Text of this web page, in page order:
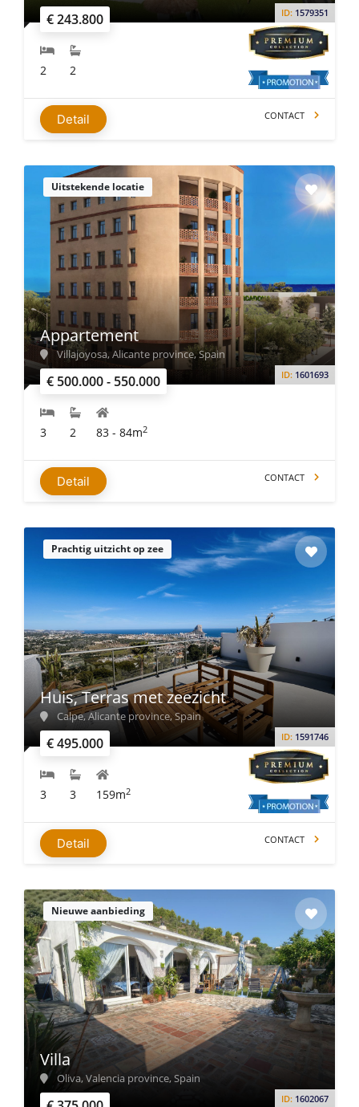
€ 243.800 ID: 1579351
2 2
Detail CONTACT
Uitstekende locatie
€ 500.000 - 550.000 ID: 1601693
Appartement
Villajoyosa, Alicante province, Spain
3 2 83 - 84m2
Detail CONTACT
Prachtig uitzicht op zee
€ 495.000 ID: 1591746
Huis, Terras met zeezicht
Calpe, Alicante province, Spain
3 3 159m2
Detail CONTACT
Nieuwe aanbieding
ID: 1602067
Villa
Oliva, Valencia province, Spain